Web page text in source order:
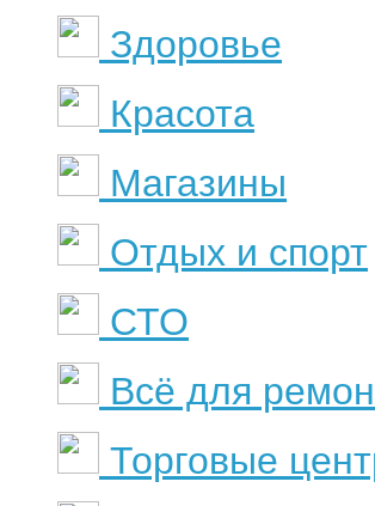
Здоровье
Красота
Магазины
Отдых и спорт
СТО
Всё для
Торговые